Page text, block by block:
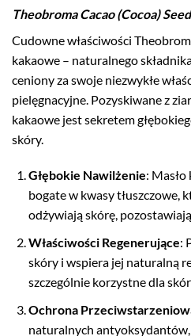
Theobroma Cacao (Cocoa)
Cudowne właściwości
kakaowe – naturalnego
ceniony za swoje niezwykłe
pielęgnacyjne. Pozyskiwane z
kakaowe jest sekretem
skóry.
Głębokie Nawilżenie:
bogate w kwasy tłuszczowe,
odżywiają skórę,
Właściwości Regenerujące:
skóry i wspiera jej naturalną
szczególnie korzystne dla
Ochrona
naturalnych antyoksydantów,